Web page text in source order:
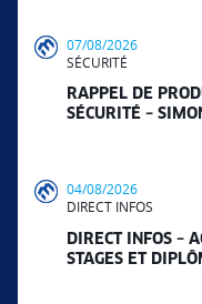
07/08/2026
SÉCURITÉ
RAPPEL DE
SÉCURITÉ –
04/08/2026
DIRECT INFOS
DIRECT INFOS –
STAGES ET